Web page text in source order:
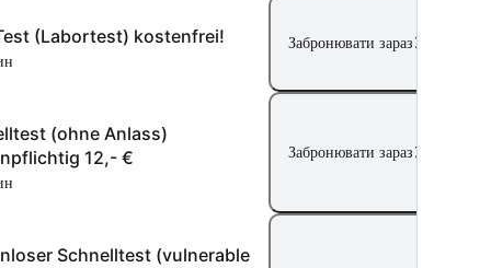
(Labortest) kostenfrei! Забронювати зараз
(ohne Anlass)
12,- €
Забронювати зараз
Schnelltest (vulnerable